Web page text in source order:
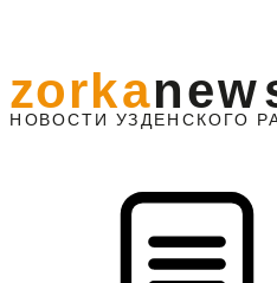
НО ВОСТИ УЗДЕНС КО ГО Р
zorkanew